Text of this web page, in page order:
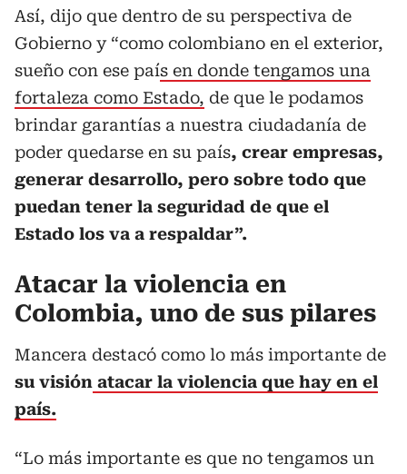
Así, dijo que dentro de su perspectiva de
Gobierno y “como colombiano en el exterior,
sueño con ese país en donde tengamos una
fortaleza como Estado, de que le podamos
brindar garantías a nuestra ciudadanía de
poder quedarse en su país, crear empresas,
generar desarrollo, pero sobre todo que
puedan tener la seguridad de que el
Estado los va a respaldar”.
Atacar la violencia en
Colombia, uno de sus pilares
Mancera destacó como lo más importante de
su visión atacar la violencia que hay en el
país.
“Lo más importante es que no tengamos un